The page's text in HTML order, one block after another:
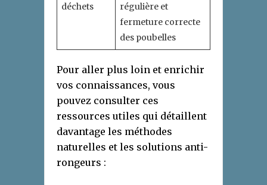
déchets
régulière et
fermeture correcte
des poubelles
Pour aller plus loin et enrichir
vos connaissances, vous
pouvez consulter ces
ressources utiles qui détaillent
davantage les méthodes
naturelles et les solutions anti-
rongeurs :